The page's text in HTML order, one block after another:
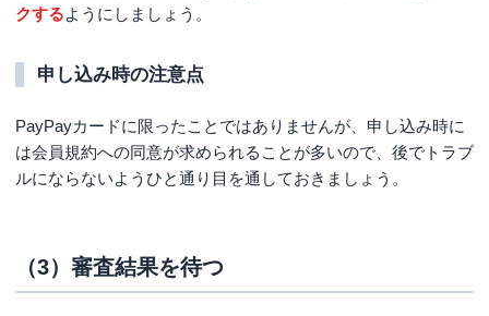
クするようにしましょう。
申し込み時の注意点
PayPayカードに限ったことではありませんが、申し込み時に
は会員規約への同意が求められることが多いので、後でトラブ
ルにならないようひと通り目を通しておきましょう。
（3）審査結果を待つ